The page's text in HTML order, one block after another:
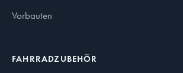
Vorbauten
FAHRRADZUBEHÖR